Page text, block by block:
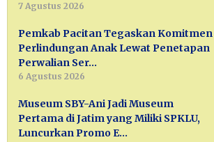
7 Agustus 2026
Pemkab Pacitan Tegaskan Komitmen
Perlindungan Anak Lewat Penetapan
Perwalian Ser…
6 Agustus 2026
Museum SBY-Ani Jadi Museum
Pertama di Jatim yang Miliki SPKLU,
Luncurkan Promo E…